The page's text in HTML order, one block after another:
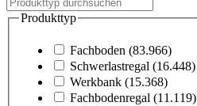
Produkttyp
Fachboden (83.966)
Schwerlastregal (16.448)
Werkbank (15.368)
Fachbodenregal (11.119)